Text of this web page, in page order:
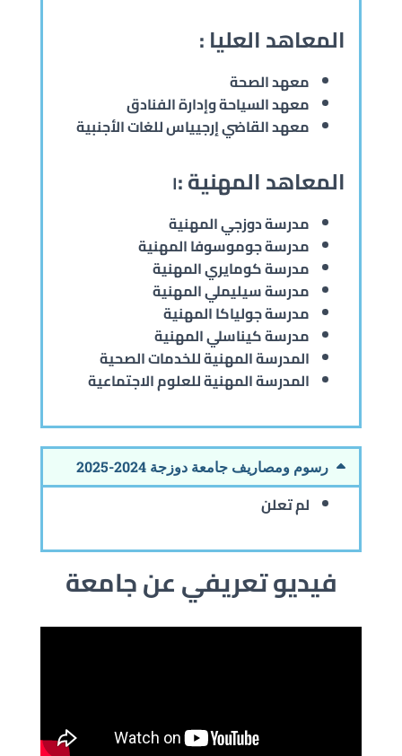
المعاهد العليا :
معهد الصحة
معهد السياحة وإدارة الفنادق
معهد القاضي إرجيياس للغات الأجنبية
المعاهد المهنية :ا
مدرسة دوزجي المهنية
مدرسة جوموسوفا المهنية
مدرسة كومايري المهنية
مدرسة سيليملي المهنية
مدرسة جولياكا المهنية
مدرسة كيناسلي المهنية
المدرسة المهنية للخدمات الصحية
المدرسة المهنية للعلوم الاجتماعية
رسوم ومصاريف جامعة دوزجة 2024-2025
لم تعلن
فيديو تعريفي عن جامعة